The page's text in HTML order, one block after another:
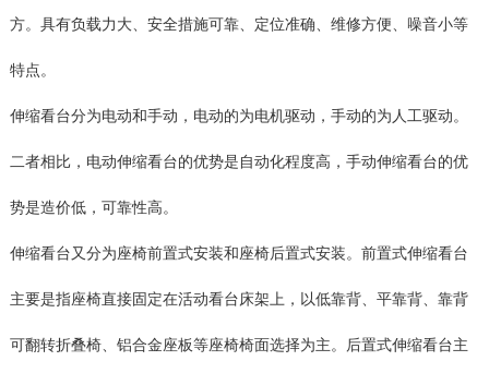
方。具有负载力大、安全措施可靠、定位准确、维修方便、噪音小等
特点。
伸缩看台分为电动和手动，电动的为电机驱动，手动的为人工驱动。
二者相比，电动伸缩看台的优势是自动化程度高，手动伸缩看台的优
势是造价低，可靠性高。
伸缩看台又分为座椅前置式安装和座椅后置式安装。前置式伸缩看台
主要是指座椅直接固定在活动看台床架上，以低靠背、平靠背、靠背
可翻转折叠椅、铝合金座板等座椅椅面选择为主。后置式伸缩看台主